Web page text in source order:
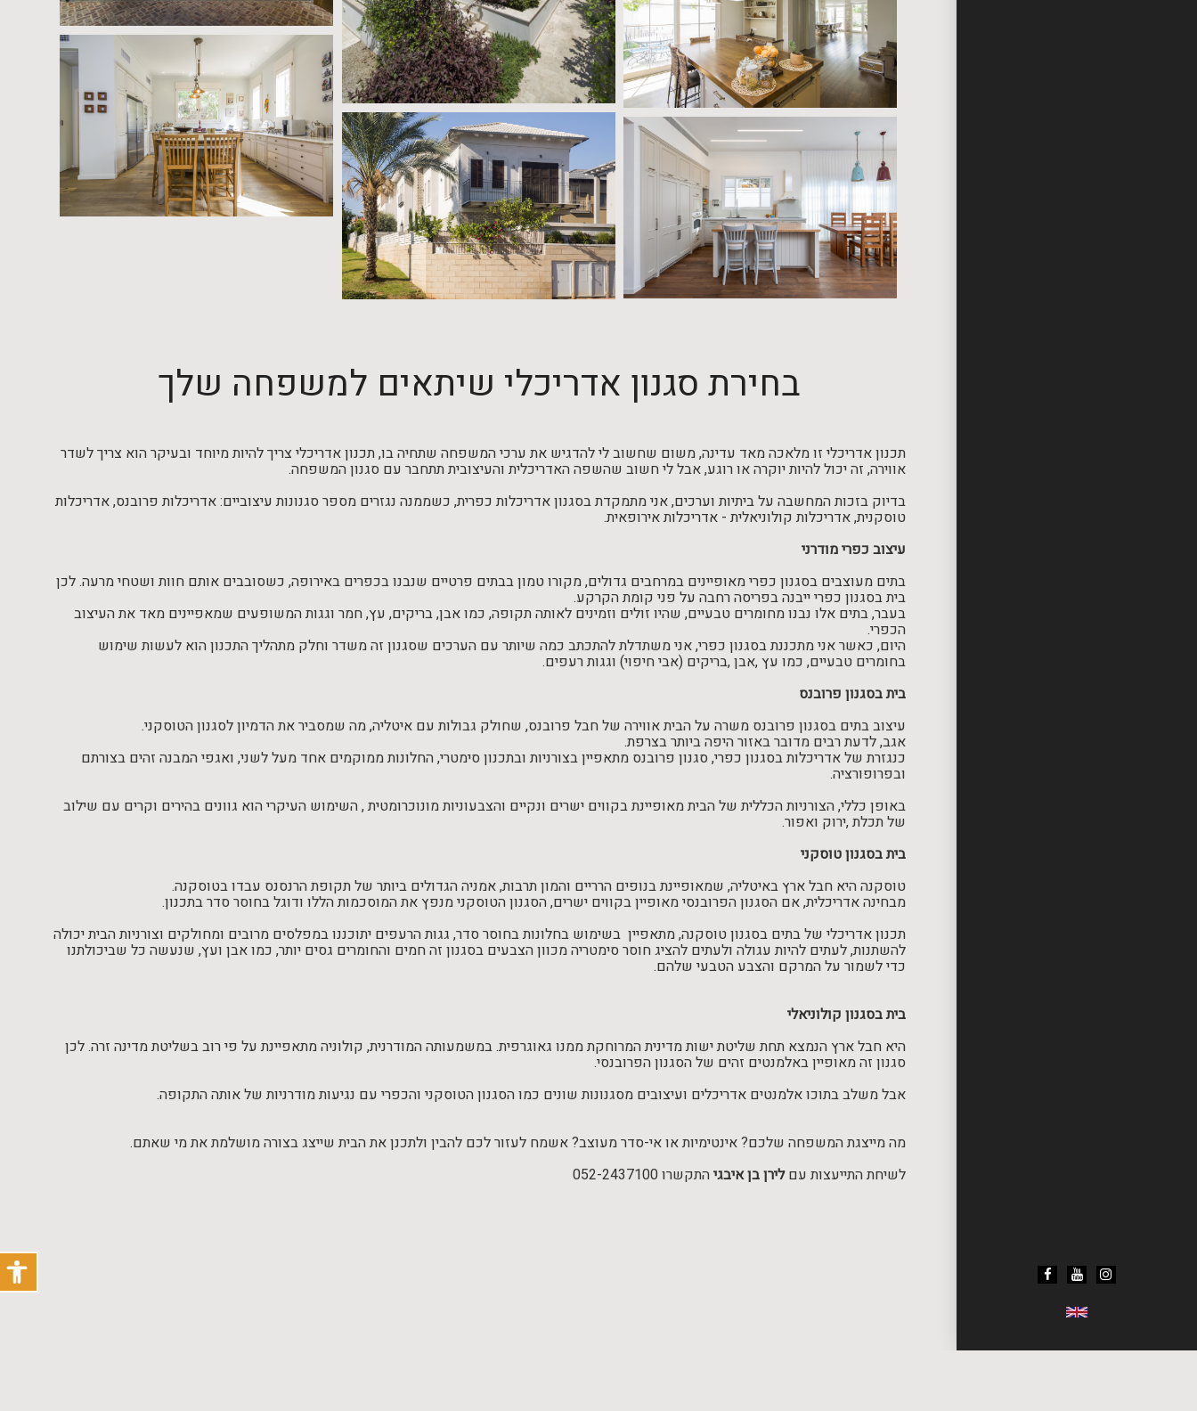
בחירת סגנון אדריכלי שיתאים למשפחה שלך
תכנון אדריכלי זו מלאכה מאד עדינה, משום שחשוב לי להדגיש את ערכי המשפחה שתחיה בו, תכנון אדריכלי צריך להיות מיוחד ובעיקר הוא צריך לשדר
אווירה, זה יכול להיות יוקרה או רוגע, אבל לי חשוב שהשפה האדריכלית והעיצובית תתחבר עם סגנון המשפחה.
בדיוק בזכות המחשבה על ביתיות וערכים, אני מתמקדת בסגנון אדריכלות כפרית, כשממנה נגזרים מספר סגנונות עיצוביים: אדריכלות פרובנס, אדריכלות
טוסקנית, אדריכלות קולוניאלית - אדריכלות אירופאית.
עיצוב כפרי מודרני
בתים מעוצבים בסגנון כפרי מאופיינים במרחבים גדולים, מקורו טמון בבתים פרטיים שנבנו בכפרים באירופה, כשסובבים אותם חוות ושטחי מרעה. לכן
בית בסגנון כפרי ייבנה בפריסה רחבה על פני קומת הקרקע.
בעבר, בתים אלו נבנו מחומרים טבעיים, שהיו זולים וזמינים לאותה תקופה, כמו אבן, בריקים, עץ, חמר וגגות המשופעים שמאפיינים מאד את העיצוב
הכפרי.
היום, כאשר אני מתכננת בסגנון כפרי, אני משתדלת להתכתב כמה שיותר עם הערכים שסגנון זה משדר וחלק מתהליך התכנון הוא לעשות שימוש
בחומרים טבעיים, כמו עץ ,אבן ,בריקים (אבי חיפוי) וגגות רעפים.
בית בסגנון פרובנס
עיצוב בתים בסגנון פרובנס משרה על הבית אווירה של חבל פרובנס, שחולק גבולות עם איטליה, מה שמסביר את הדמיון לסגנון הטוסקני.
אגב, לדעת רבים מדובר באזור היפה ביותר בצרפת.
כנגזרת של אדריכלות בסגנון כפרי, סגנון פרובנס מתאפיין בצורניות ובתכנון סימטרי, החלונות ממוקמים אחד מעל לשני, ואגפי המבנה זהים בצורתם
ובפרופורציה.
באופן כללי, הצורניות הכללית של הבית מאופיינת בקווים ישרים ונקיים והצבעוניות מונוכרומטית , השימוש העיקרי הוא גוונים בהירים וקרים עם שילוב
של תכלת ,ירוק ואפור.
בית בסגנון טוסקני
טוסקנה היא חבל ארץ באיטליה, שמאופיינת בנופים הרריים והמון תרבות, אמניה הגדולים ביותר של תקופת הרנסנס עבדו בטוסקנה.
מבחינה אדריכלית, אם הסגנון הפרובנסי מאופיין בקווים ישרים, הסגנון הטוסקני מנפץ את המוסכמות הללו ודוגל בחוסר סדר בתכנון.
תכנון אדריכלי של בתים בסגנון טוסקנה, מתאפיין בשימוש בחלונות בחוסר סדר, גגות הרעפים יתוכננו במפלסים מרובים ומחולקים וצורניות הבית יכולה
להשתנות, לעתים להיות עגולה ולעתים להציג חוסר סימטריה מכוון הצבעים בסגנון זה חמים והחומרים גסים יותר, כמו אבן ועץ, שנעשה כל שביכולתנו
כדי לשמור על המרקם והצבע הטבעי שלהם.
בית בסגנון קולוניאלי
היא חבל ארץ הנמצא תחת שליטת ישות מדינית המרוחקת ממנו גאוגרפית. במשמעותה המודרנית, קולוניה מתאפיינת על פי רוב בשליטת מדינה זרה. לכן
סגנון זה מאופיין באלמנטים זהים של הסגנון הפרובנסי.
אבל משלב בתוכו אלמנטים אדריכלים ועיצובים מסגנונות שונים כמו הסגנון הטוסקני והכפרי עם נגיעות מודרניות של אותה התקופה.
מה מייצגת המשפחה שלכם? אינטימיות או אי-סדר מעוצב? אשמח לעזור לכם להבין ולתכנן את הבית שייצג בצורה מושלמת את מי שאתם.
לשיחת התייעצות עםלירן בן איבגיהתקשרו 052-2437100
פתח